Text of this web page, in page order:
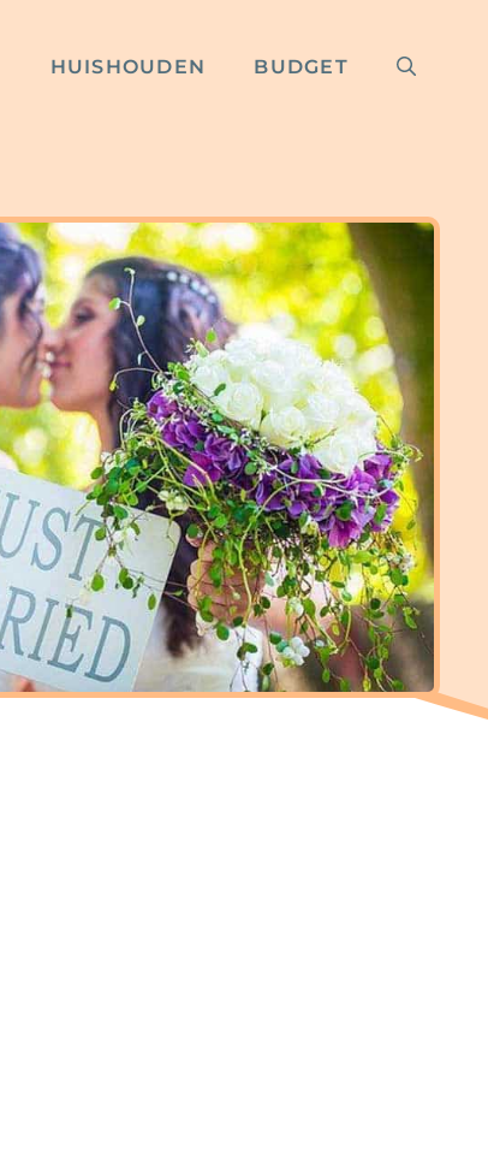
HUISHOUDEN BUDGET